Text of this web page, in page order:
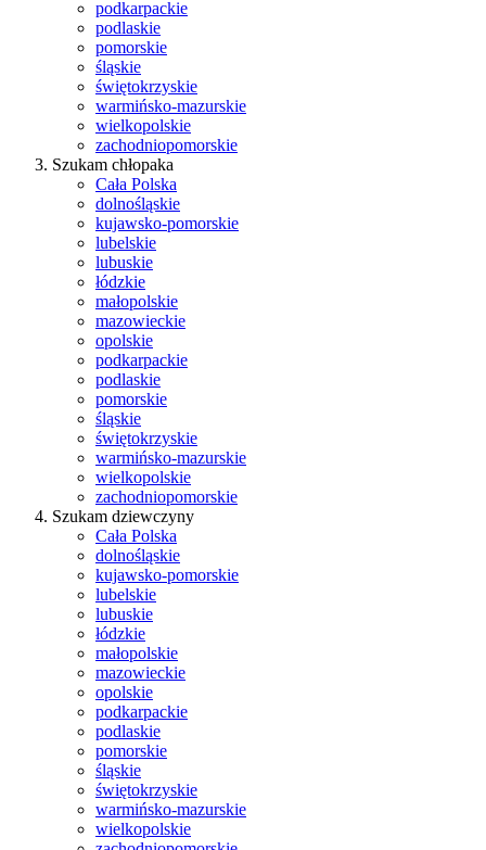
podkarpackie
podlaskie
pomorskie
śląskie
świętokrzyskie
warmińsko-mazurskie
wielkopolskie
zachodniopomorskie
Szukam chłopaka
Cała Polska
dolnośląskie
kujawsko-pomorskie
lubelskie
lubuskie
łódzkie
małopolskie
mazowieckie
opolskie
podkarpackie
podlaskie
pomorskie
śląskie
świętokrzyskie
warmińsko-mazurskie
wielkopolskie
zachodniopomorskie
Szukam dziewczyny
Cała Polska
dolnośląskie
kujawsko-pomorskie
lubelskie
lubuskie
łódzkie
małopolskie
mazowieckie
opolskie
podkarpackie
podlaskie
pomorskie
śląskie
świętokrzyskie
warmińsko-mazurskie
wielkopolskie